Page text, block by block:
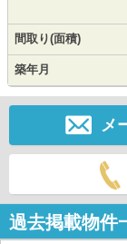
間取り(面積)
築年月
メ
過去掲載物件